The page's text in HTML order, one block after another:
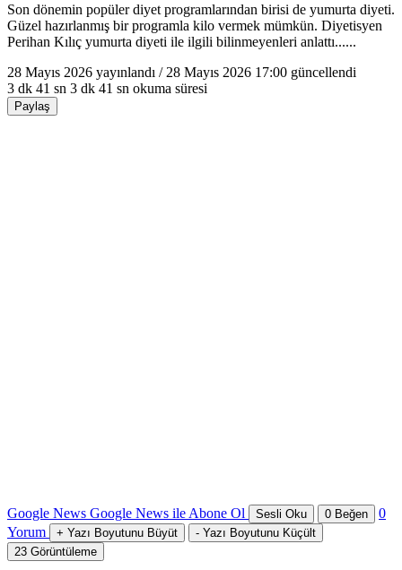
Son dönemin popüler diyet programlarından birisi de yumurta diyeti.
Güzel hazırlanmış bir programla kilo vermek mümkün. Diyetisyen
Perihan Kılıç yumurta diyeti ile ilgili bilinmeyenleri anlattı......
28 Mayıs 2026 yayınlandı / 28 Mayıs 2026 17:00 güncellendi
3 dk 41 sn 3 dk 41 sn okuma süresi
Paylaş
Google News Google News ile Abone Ol Sesli Oku 0 Beğen
0
Yorum
+ Yazı Boyutunu Büyüt - Yazı Boyutunu Küçült
23 Görüntüleme